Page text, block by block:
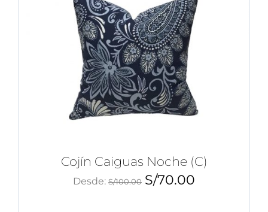
Cojín Caiguas Noche (C)
Desde: S/100.00 S/70.00